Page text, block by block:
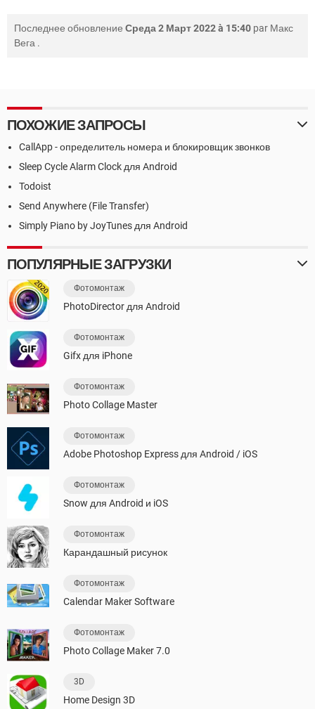
Последнее обновление Среда 2 Март 2022 à 15:40 par Макс
Вега .
ПОХОЖИЕ ЗАПРОСЫ
CallApp - определитель номера и блокировщик звонков
Sleep Cycle Alarm Clock для Android
Todoist
Send Anywhere (File Transfer)
Simply Piano by JoyTunes для Android
ПОПУЛЯРНЫЕ ЗАГРУЗКИ
Фотомонтаж
PhotoDirector для Android
Фотомонтаж
Gifx для iPhone
Фотомонтаж
Photo Collage Master
Фотомонтаж
Adobe Photoshop Express для Android / iOS
Фотомонтаж
Snow для Android и iOS
Фотомонтаж
Карандашный рисунок
Фотомонтаж
Calendar Maker Software
Фотомонтаж
Photo Collage Maker 7.0
3D
Home Design 3D